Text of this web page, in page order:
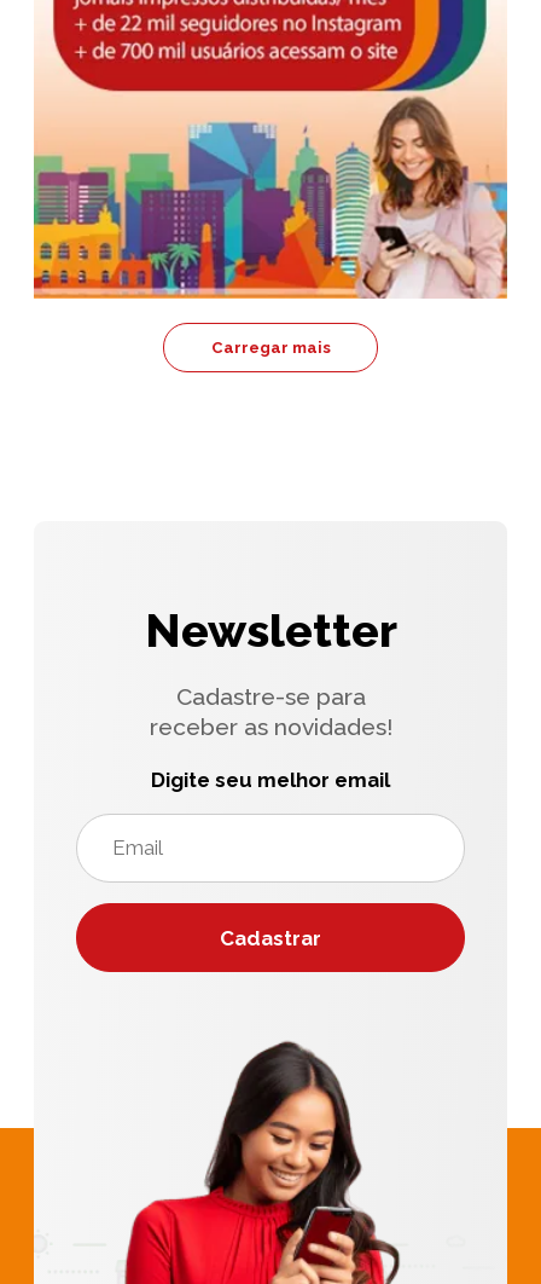
Carregar mais
Newsletter
Cadastre-se para
receber as novidades!
Digite seu melhor email